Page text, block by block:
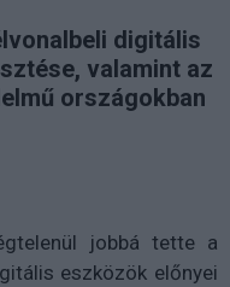
digitális
valamint az
országokban
jobbá tette a
eszközök előnyei